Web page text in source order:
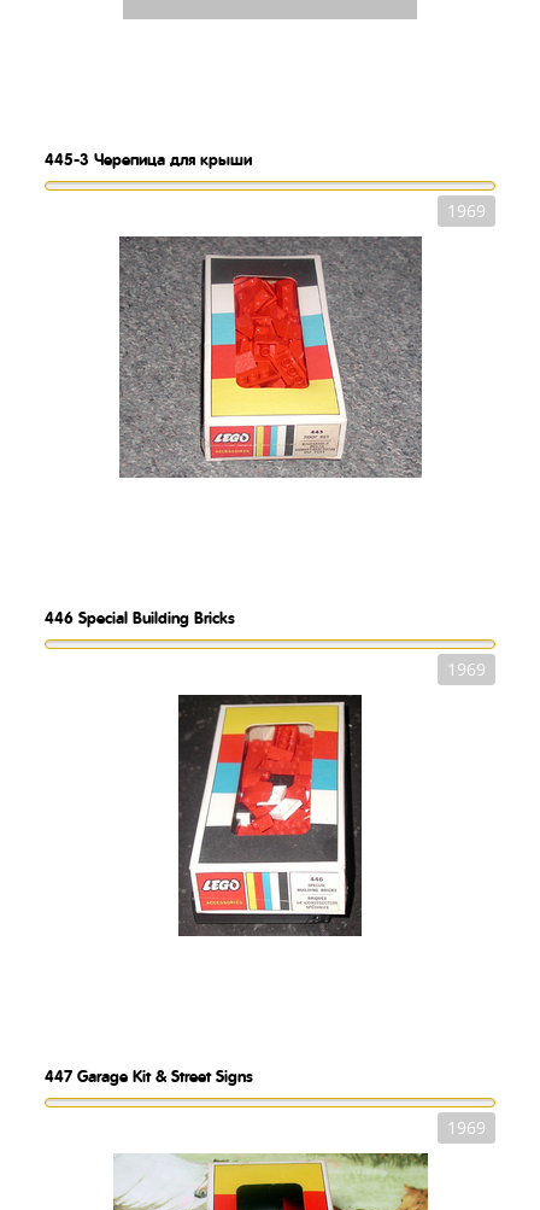
445-3 Черепица для крыши
1969
446 Special Building Bricks
1969
447 Garage Kit & Street Signs
1969